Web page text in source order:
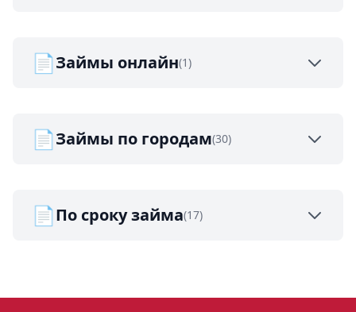
📄Займы онлайн(1)
📄Займы по городам(30)
📄По сроку займа(17)